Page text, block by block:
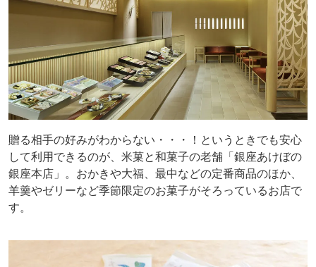
贈る相手の好みがわからない・・・！というときでも安心
して利用できるのが、米菓と和菓子の老舗「銀座あけぼの
銀座本店」。おかきや大福、最中などの定番商品のほか、
羊羹やゼリーなど季節限定のお菓子がそろっているお店で
す。